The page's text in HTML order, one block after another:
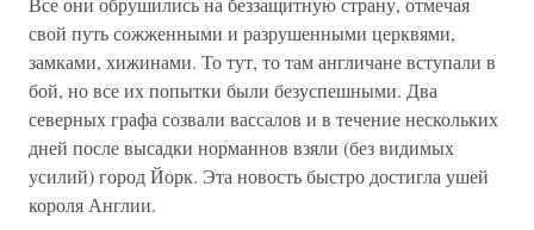
свой путь сожженными и разрушенными церквями,
замками, хижинами. То тут, то там англичане вступали в
бой, но все их попытки были безуспешными. Два
северных графа созвали вассалов и в течение нескольких
дней после высадки норманнов взяли (без видимых
усилий) город Йорк. Эта новость быстро достигла ушей
короля Англии.